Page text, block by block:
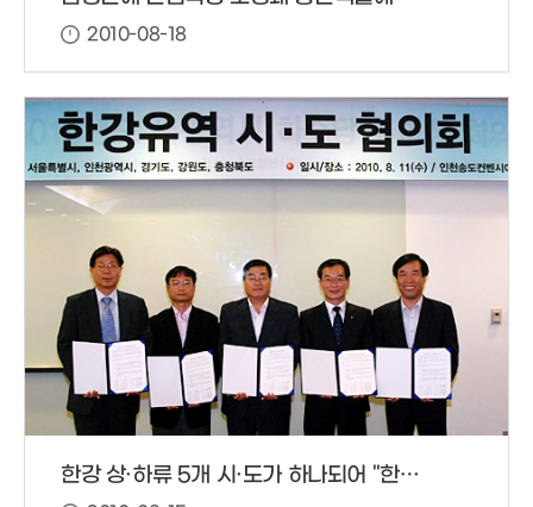
2010-08-18
한강 상·하류 5개 시·도가 하나되어 "한강 살리기"에 나선다